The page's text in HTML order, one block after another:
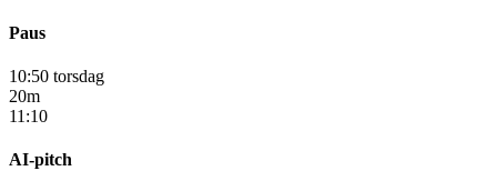
Paus
10:50 torsdag
20m
11:10
AI-pitch